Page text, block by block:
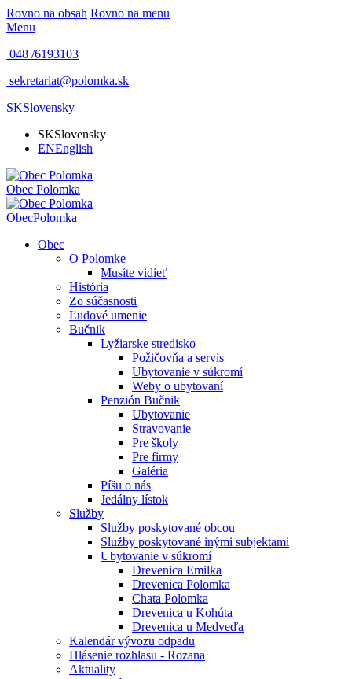
Rovno na obsah Rovno na menu
Menu
048 /6193103
sekretariat@polomka.sk
SKSlovensky
SKSlovensky
ENEnglish
Obec Polomka
ObecPolomka
Obec
O Polomke
Musíte vidieť
História
Zo súčasnosti
Ľudové umenie
Bučnik
Lyžiarske stredisko
Požičovňa a servis
Ubytovanie v súkromí
Weby o ubytovaní
Penzión Bučnik
Ubytovanie
Stravovanie
Pre školy
Pre firmy
Galéria
Píšu o nás
Jedálny lístok
Služby
Služby poskytované obcou
Služby poskytované inými subjektami
Ubytovanie v súkromí
Drevenica Emilka
Drevenica Polomka
Chata Polomka
Drevenica u Kohúta
Drevenica u Medveďa
Kalendár vývozu odpadu
Hlásenie rozhlasu - Rozana
Aktuality